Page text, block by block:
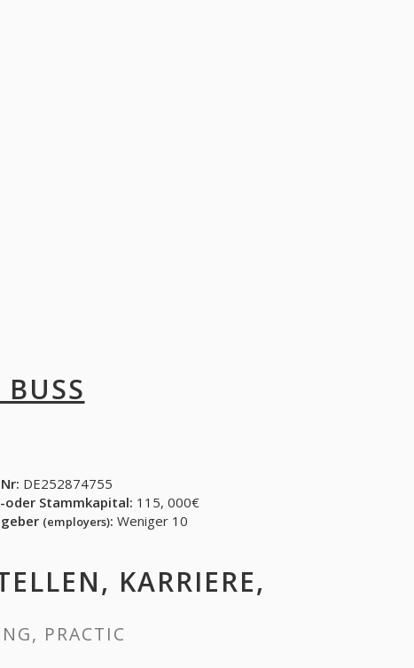
BUSS
DE252874755
oder Stammkapital: 115, 000€
(employers): Weniger 10
KARRIERE,
PRACTIC